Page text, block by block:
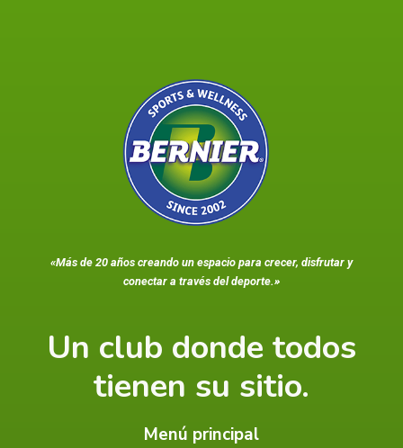
«Más de 20 años creando un espacio para crecer, disfrutar y
conectar a través del deporte.»
Un club donde todos
tienen su sitio.
Menú principal